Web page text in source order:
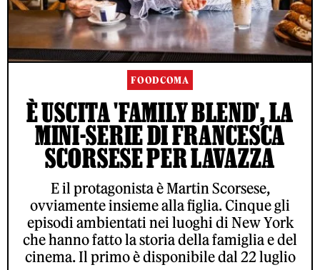
FOODCOMA
È USCITA 'FAMILY BLEND', LA
MINI-SERIE DI FRANCESCA
SCORSESE PER LAVAZZA
E il protagonista è Martin Scorsese,
ovviamente insieme alla figlia. Cinque gli
episodi ambientati nei luoghi di New York
che hanno fatto la storia della famiglia e del
cinema. Il primo è disponibile dal 22 luglio